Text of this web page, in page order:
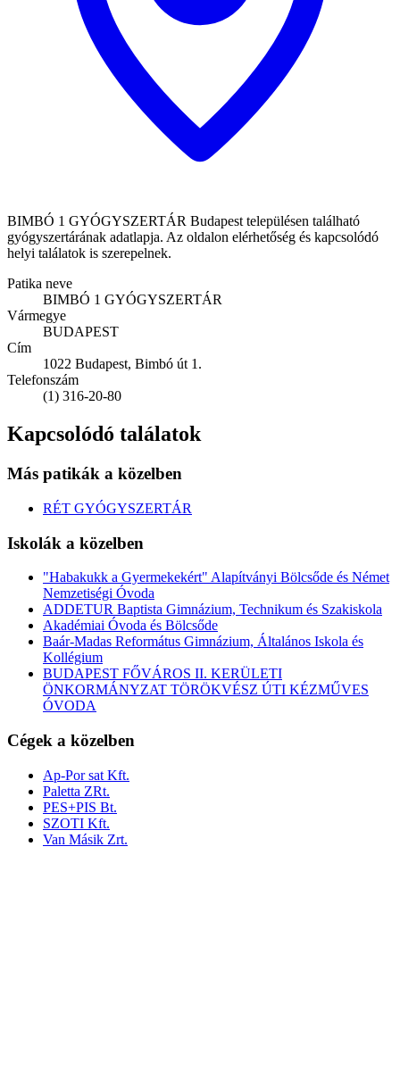
BIMBÓ 1 GYÓGYSZERTÁR Budapest településen található
gyógyszertárának adatlapja. Az oldalon elérhetőség és kapcsolódó
helyi találatok is szerepelnek.
Patika neve
BIMBÓ 1 GYÓGYSZERTÁR
Vármegye
BUDAPEST
Cím
1022 Budapest, Bimbó út 1.
Telefonszám
(1) 316-20-80
Kapcsolódó találatok
Más patikák a közelben
RÉT GYÓGYSZERTÁR
Iskolák a közelben
"Habakukk a Gyermekekért" Alapítványi Bölcsőde és Német
Nemzetiségi Óvoda
ADDETUR Baptista Gimnázium, Technikum és Szakiskola
Akadémiai Óvoda és Bölcsőde
Baár-Madas Református Gimnázium, Általános Iskola és
Kollégium
BUDAPEST FŐVÁROS II. KERÜLETI
ÖNKORMÁNYZAT TÖRÖKVÉSZ ÚTI KÉZMŰVES
ÓVODA
Cégek a közelben
Ap-Por sat Kft.
Paletta ZRt.
PES+PIS Bt.
SZOTI Kft.
Van Másik Zrt.